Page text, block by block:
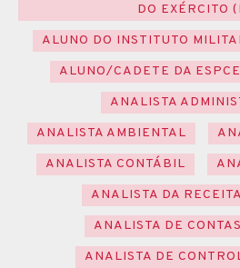
DO EXÉRCITO
ALUNO DO INSTITUTO
ALUNO/CADETE DA
ANALISTA
ANALISTA AMBIENTAL
ANALISTA CONTÁBIL
ANALISTA DA
ANALISTA DE
ANALISTA DE